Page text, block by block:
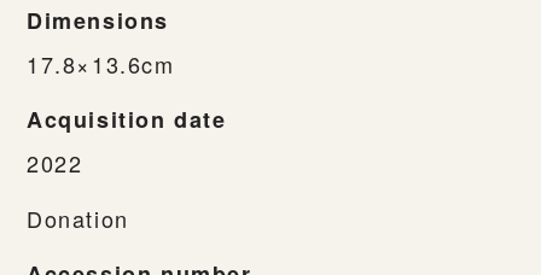
Dimensions
17.8×13.6cm
Acquisition date
2022
Donation